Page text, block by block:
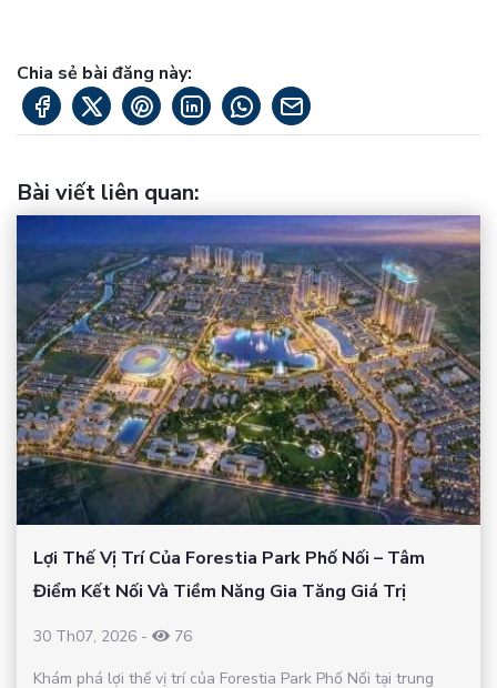
Chia sẻ bài đăng này:
Bài viết liên quan:
Lợi Thế Vị Trí Của Forestia Park Phố Nối – Tâm
Điểm Kết Nối Và Tiềm Năng Gia Tăng Giá Trị
30 Th07, 2026 -
76
Khám phá lợi thế vị trí của Forestia Park Phố Nối tại trung